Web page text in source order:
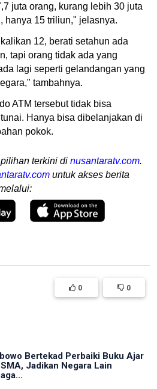
juta orang, kurang lebih 30 juta
hanya 15 triliun," jelasnya.
12, berati setahun ada
tapi orang tidak ada yang
lagi seperti gelandangan yang
tambahnya.
ATM tersebut tidak bisa
Hanya bisa dibelanjakan di
pokok.
terkini di nusantaratv.com.
untuk akses berita
0 0
Bertekad Perbaiki Buku Ajar
Jadikan Negara Lain